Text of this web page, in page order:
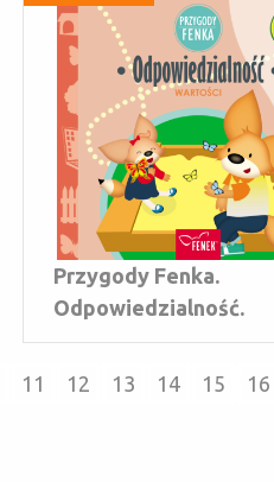
Przygody Fenka.
Odpowiedzialność.
11 12 13 14 15 16